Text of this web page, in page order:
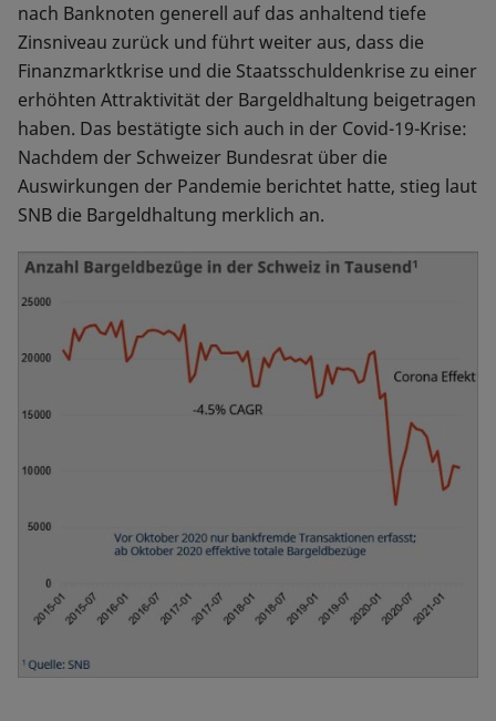
nach Banknoten generell auf das anhaltend tiefe
Zinsniveau zurück und führt weiter aus, dass die
Finanzmarktkrise und die Staatsschuldenkrise zu einer
erhöhten Attraktivität der Bargeldhaltung beigetragen
haben. Das bestätigte sich auch in der Covid-19-Krise:
Nachdem der Schweizer Bundesrat über die
Auswirkungen der Pandemie berichtet hatte, stieg laut
SNB die Bargeldhaltung merklich an.